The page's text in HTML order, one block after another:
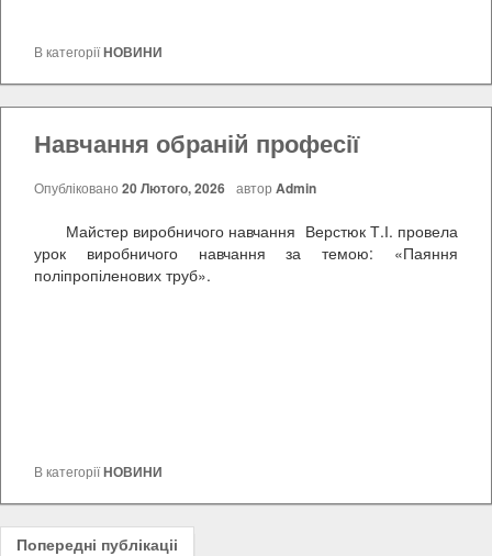
В категоріїНОВИНИ
Навчання обраній професії
Опубліковано 20 Лютого, 2026 автор Admin
Майстер виробничого навчання Верстюк Т.І. провела
урок виробничого навчання за темою: «Паяння
поліпропіленових труб».
В категоріїНОВИНИ
Попередні публікаціі